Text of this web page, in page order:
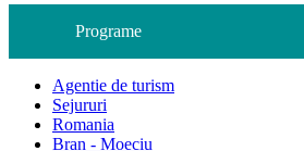
Programe
Agentie de turism
Sejururi
Romania
Bran - Moeciu